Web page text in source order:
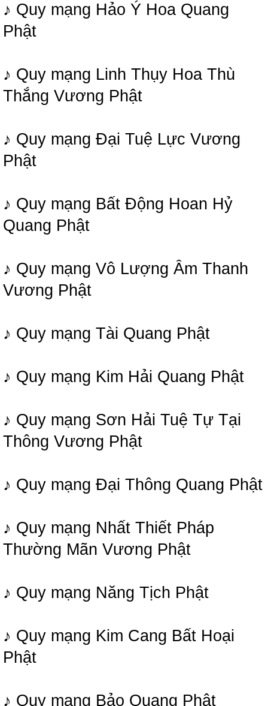
♪ Quy mạng Hảo Ý Hoa Quang
Phật
♪ Quy mạng Linh Thụy Hoa Thù
Thắng Vương Phật
♪ Quy mạng Đại Tuệ Lực Vương
Phật
♪ Quy mạng Bất Động Hoan Hỷ
Quang Phật
♪ Quy mạng Vô Lượng Âm Thanh
Vương Phật
♪ Quy mạng Tài Quang Phật
♪ Quy mạng Kim Hải Quang Phật
♪ Quy mạng Sơn Hải Tuệ Tự Tại
Thông Vương Phật
♪ Quy mạng Đại Thông Quang Phật
♪ Quy mạng Nhất Thiết Pháp
Thường Mãn Vương Phật
♪ Quy mạng Năng Tịch Phật
♪ Quy mạng Kim Cang Bất Hoại
Phật
♪ Quy mạng Bảo Quang Phật